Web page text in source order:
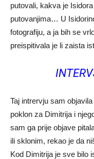
putovali, kakva je
putovanjima… U
fotografiju, a ja bih se
preispitivala je li zaista
Taj intrervju sam
poklon za Dimitrija i
sam ga prije objave
ili sklonim, rekao je da
Kod Dimitrija je sve bilo